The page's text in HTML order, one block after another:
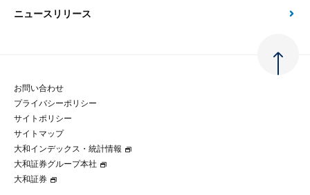
先端テクノロジーに基づく新たな価値の創出
政策分析
金融経済教育等
コラム
マルチステークホルダー方針
パートナーシップ構築宣言
会社概要・役員一覧
大和総研の歩み
グループ会社
採用情報 トップ
経験者採用
ニュースリリース
お問い合わせ
プライバシーポリシー
サイトポリシー
サイトマップ
大和インデックス・統計情報
大和証券グループ本社
大和証券